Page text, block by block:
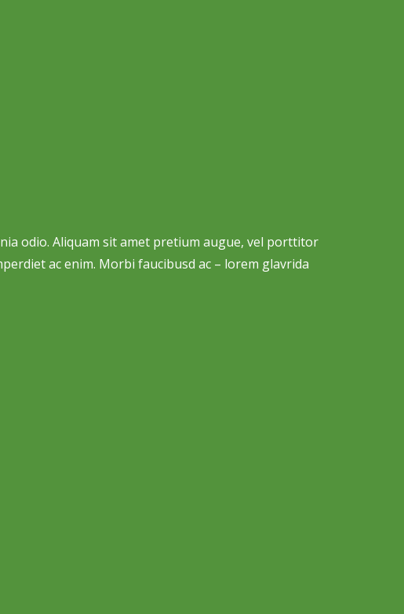
odio. Aliquam sit amet pretium augue, vel porttitor
ac enim. Morbi faucibusd ac – lorem glavrida